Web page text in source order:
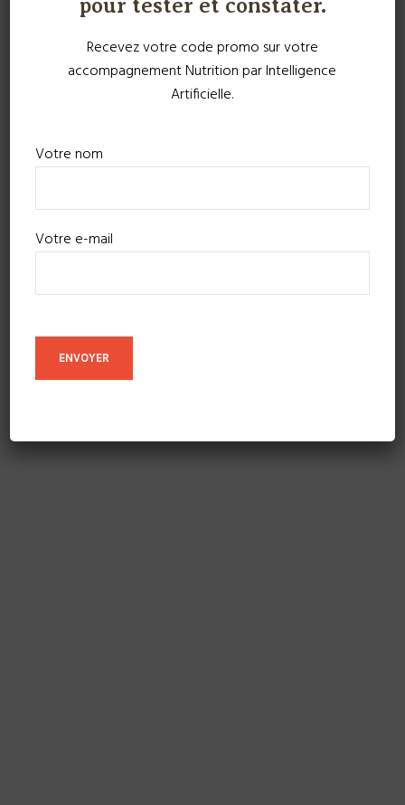
pour tester et constater.
Recevez votre code promo sur votre
accompagnement Nutrition par Intelligence
Artificielle.
Votre nom
Votre e-mail